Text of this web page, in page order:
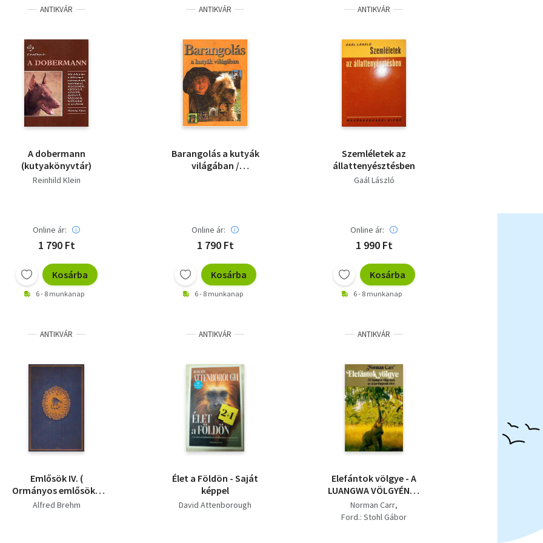
ANTIKVÁR
A dobermann
(kutyakönyvtár)
Reinhild Klein
Online ár:
1 790 Ft
Kosárba
6 - 8 munkanap
ANTIKVÁR
Barangolás a kutyák
világában /
Online ár:
1 790 Ft
Kosárba
6 - 8 munkanap
ANTIKVÁR
Szemléletek az
állattenyésztésben
Gaál László
Online ár:
1 990 Ft
Kosárba
6 - 8 munkanap
ANTIKVÁR
Emlősök IV. (
Ormányos emlősök -
Cetek - Ragadozó
Alfred Brehm
ANTIKVÁR
Élet a Földön - Saját
képpel
David Attenborough
ANTIKVÁR
Elefántok völgye - A
LUANGWA VÖLGYÉNEK
ÉS ÁLLATVILÁGÁNAK
ÉLETE
Norman Carr
Ford.: Stohl Gábor